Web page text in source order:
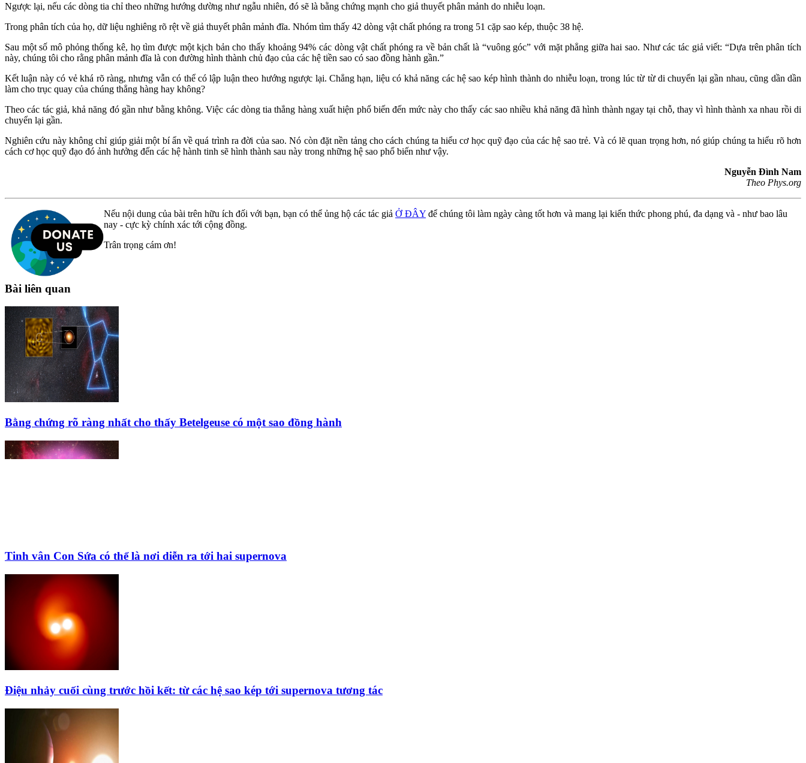
Ngược lại, nếu các dòng tia chỉ theo những hướng dường như ngẫu nhiên, đó sẽ là bằng chứng mạnh cho giả thuyết phân mảnh do nhiễu loạn.
Trong phân tích của họ, dữ liệu nghiêng rõ rệt về giả thuyết phân mảnh đĩa. Nhóm tìm thấy 42 dòng vật chất phóng ra trong 51 cặp sao kép, thuộc 38 hệ.
Sau một số mô phỏng thống kê, họ tìm được một kịch bản cho thấy khoảng 94% các dòng vật chất phóng ra về bản chất là “vuông góc” với mặt phẳng giữa hai sao. Như các tác giả viết: “Dựa trên phân tích
này, chúng tôi cho rằng phân mảnh đĩa là con đường hình thành chủ đạo của các hệ tiền sao có sao đồng hành gần.”
Kết luận này có vẻ khá rõ ràng, nhưng vẫn có thể có lập luận theo hướng ngược lại. Chẳng hạn, liệu có khả năng các hệ sao kép hình thành do nhiễu loạn, trong lúc từ từ di chuyển lại gần nhau, cũng dần dần
làm cho trục quay của chúng thẳng hàng hay không?
Theo các tác giả, khả năng đó gần như bằng không. Việc các dòng tia thẳng hàng xuất hiện phổ biến đến mức này cho thấy các sao nhiều khả năng đã hình thành ngay tại chỗ, thay vì hình thành xa nhau rồi di
chuyển lại gần.
Nghiên cứu này không chỉ giúp giải một bí ẩn về quá trình ra đời của sao. Nó còn đặt nền tảng cho cách chúng ta hiểu cơ học quỹ đạo của các hệ sao trẻ. Và có lẽ quan trọng hơn, nó giúp chúng ta hiểu rõ hơn
cách cơ học quỹ đạo đó ảnh hưởng đến các hệ hành tinh sẽ hình thành sau này trong những hệ sao phổ biến như vậy.
Nguyễn Đình Nam
Theo Phys.org
Nếu nội dung của bài trên hữu ích đối với bạn, bạn có thể ủng hộ các tác giả Ở ĐÂY để chúng tôi làm ngày càng tốt hơn và mang lại kiến thức phong phú, đa dạng và - như bao lâu
nay - cực kỳ chính xác tới cộng đồng.
Trân trọng cám ơn!
Bài liên quan
Bằng chứng rõ ràng nhất cho thấy Betelgeuse có một sao đồng hành
Tinh vân Con Sứa có thể là nơi diễn ra tới hai supernova
Điệu nhảy cuối cùng trước hồi kết: từ các hệ sao kép tới supernova tương tác